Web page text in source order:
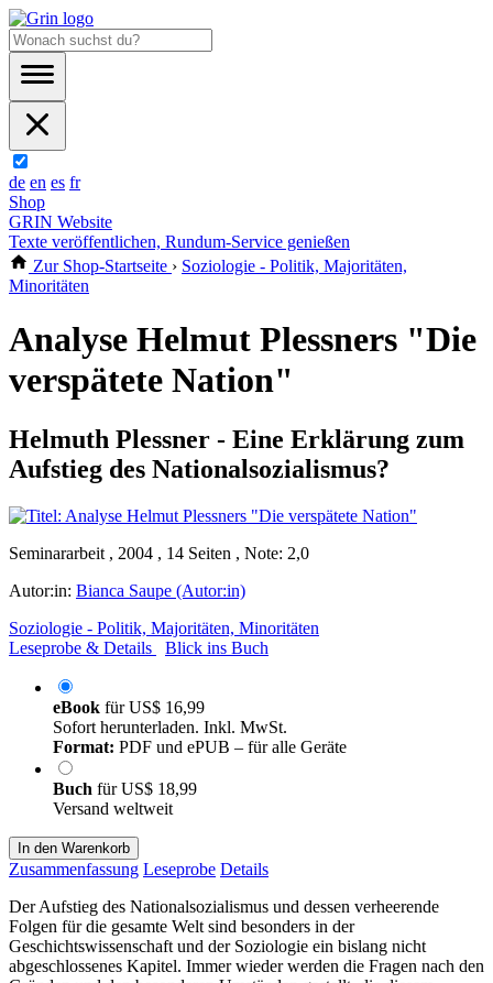
de en es fr
Shop
GRIN Website
Texte veröffentlichen, Rundum-Service genießen
Zur Shop-Startseite › Soziologie - Politik, Majoritäten,
Minoritäten
Analyse Helmut Plessners "Die
verspätete Nation"
Helmuth Plessner - Eine Erklärung zum
Aufstieg des Nationalsozialismus?
Seminararbeit , 2004 , 14 Seiten , Note: 2,0
Autor:in: Bianca Saupe (Autor:in)
Soziologie - Politik, Majoritäten, Minoritäten
Leseprobe & Details
Blick ins Buch
eBook fürUS$ 16,99
Sofort herunterladen. Inkl. MwSt.
Format: PDF und ePUB – für alle Geräte
Buch fürUS$ 18,99
Versand weltweit
In den Warenkorb
Zusammenfassung Leseprobe Details
Der Aufstieg des Nationalsozialismus und dessen verheerende
Folgen für die gesamte Welt sind besonders in der
Geschichtswissenschaft und der Soziologie ein bislang nicht
abgeschlossenes Kapitel. Immer wieder werden die Fragen nach den